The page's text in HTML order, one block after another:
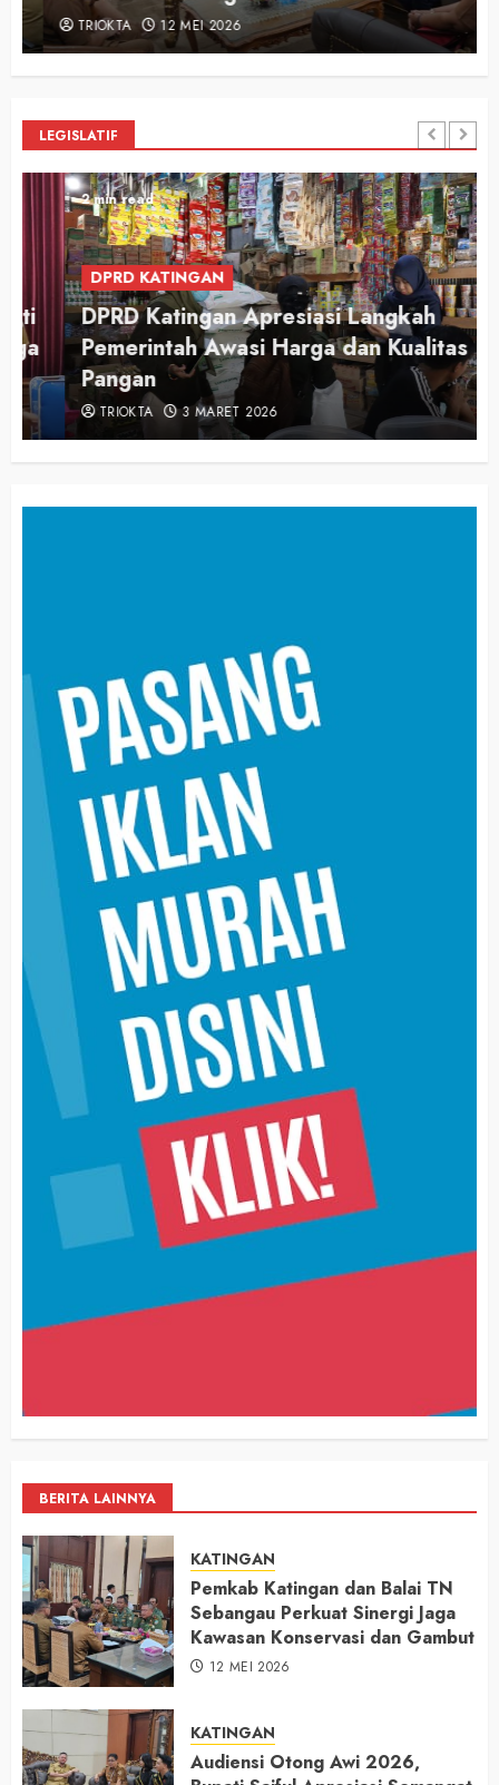
TRIOKTA 12 MEI 2026
LEGISLATIF
2 min read
DPRD KATINGAN
DPRD Katingan Apresiasi Langkah
Pemerintah Awasi Harga dan Kualitas
Pangan
TRIOKTA 3 MARET 2026
BERITA LAINNYA
KATINGAN
Pemkab Katingan dan Balai TN
Sebangau Perkuat Sinergi Jaga
Kawasan Konservasi dan Gambut
12 MEI 2026
KATINGAN
Audiensi Otong Awi 2026,